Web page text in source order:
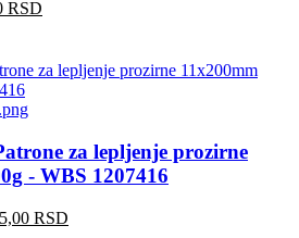
RSD
527,00 RSD.
za lepljenje prozirne
- WBS 1207416
RSD